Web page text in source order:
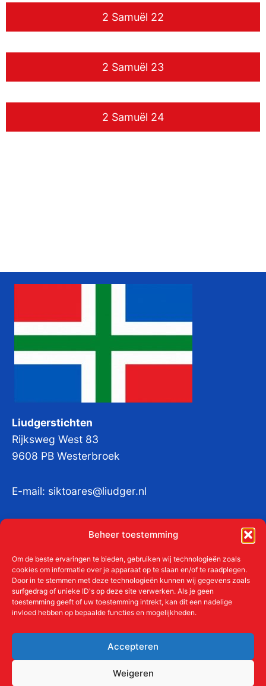
Beheer toestemming
Om de beste ervaringen te bieden, gebruiken wij technologieën zoals
cookies om informatie over je apparaat op te slaan en/of te raadplegen.
Door in te stemmen met deze technologieën kunnen wij gegevens zoals
surfgedrag of unieke ID's op deze site verwerken. Als je geen
toestemming geeft of uw toestemming intrekt, kan dit een nadelige
invloed hebben op bepaalde functies en mogelijkheden.
Accepteren
Weigeren
2 Samuël 22
2 Samuël 23
2 Samuël 24
Liudgerstichten
Rijksweg West 83
9608 PB Westerbroek
E-mail: siktoares@liudger.nl
KvKnr:41011712
Meer over de Liudgerstichten
Aanmelden als donateur
ANBI